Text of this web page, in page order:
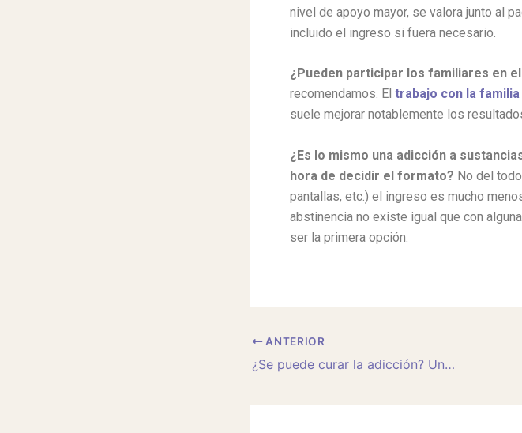
nivel de apoyo mayor, se valora junto al
incluido el ingreso si fuera necesario.
¿Pueden participar los familiares en
recomendamos. El trabajo con la familia
suele mejorar notablemente los
¿Es lo mismo una adicción a
hora de decidir el formato? No del
pantallas, etc.) el ingreso es mucho
abstinencia no existe igual que con
ser la primera opción.
ANTERIOR
¿Se puede curar la adicción? Una pregunta frecuente con una respuesta importante